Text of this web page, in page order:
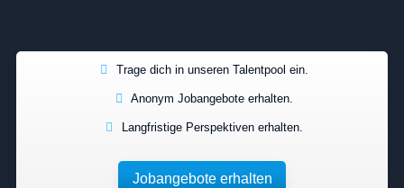
Trage dich in unseren Talentpool ein.
Anonym Jobangebote erhalten.
Langfristige Perspektiven erhalten.
Jobangebote erhalten